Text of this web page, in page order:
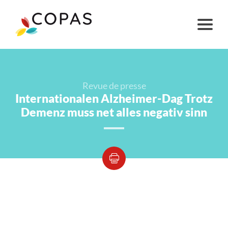
Revue de presse
Internationalen Alzheimer-Dag Trotz
Demenz muss net alles negativ sinn